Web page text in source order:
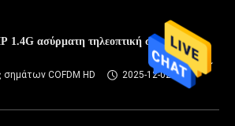
1.4G ασύρματη τηλεοπτική συσκευή
COFDM HD
2025-12-02